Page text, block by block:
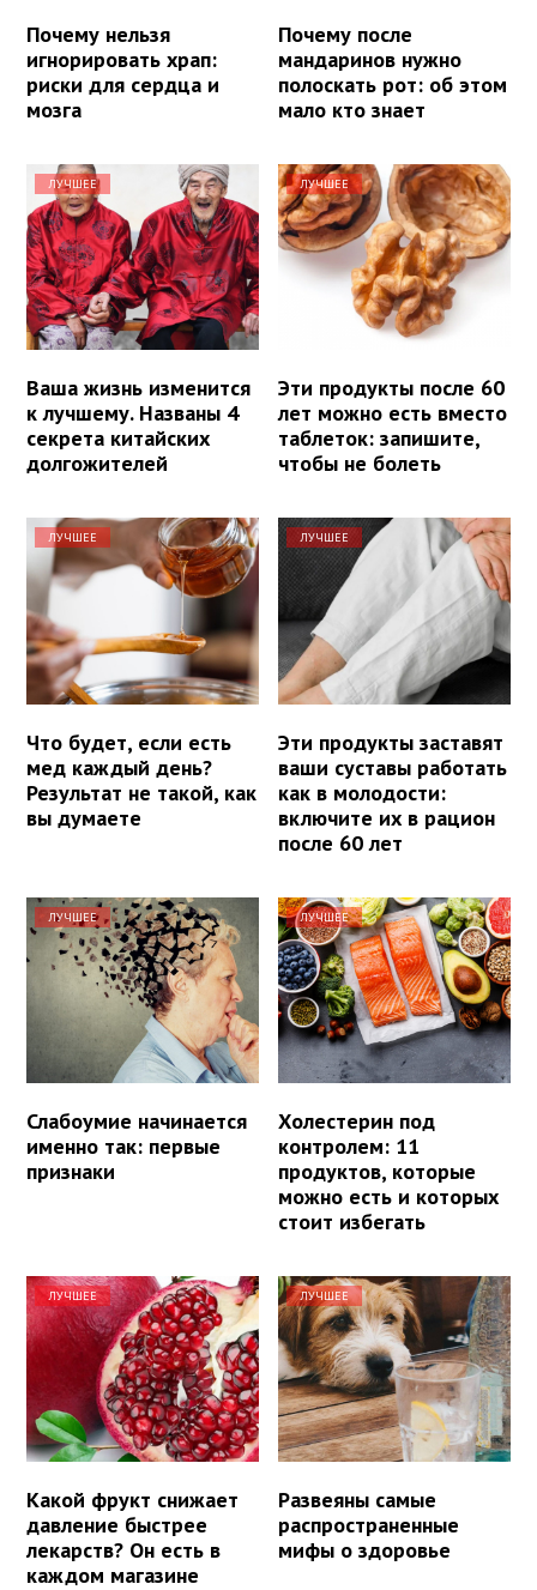
Почему нельзя
игнорировать храп:
риски для сердца и
мозга
Почему после
мандаринов нужно
полоскать рот: об этом
мало кто знает
ЛУЧШЕЕ
Ваша жизнь изменится
к лучшему. Названы 4
секрета китайских
долгожителей
ЛУЧШЕЕ
Эти продукты после 60
лет можно есть вместо
таблеток: запишите,
чтобы не болеть
ЛУЧШЕЕ
Что будет, если есть
мед каждый день?
Результат не такой, как
вы думаете
ЛУЧШЕЕ
Эти продукты заставят
ваши суставы работать
как в молодости:
включите их в рацион
после 60 лет
ЛУЧШЕЕ
Слабоумие начинается
именно так: первые
признаки
ЛУЧШЕЕ
Холестерин под
контролем: 11
продуктов, которые
можно есть и которых
стоит избегать
ЛУЧШЕЕ
Какой фрукт снижает
давление быстрее
лекарств? Он есть в
каждом магазине
ЛУЧШЕЕ
Развеяны самые
распространенные
мифы о здоровье